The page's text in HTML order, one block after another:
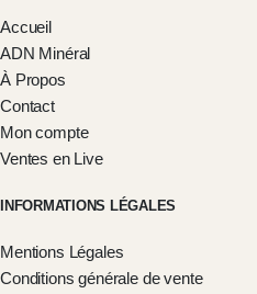
Accueil
ADN Minéral
À Propos
Contact
Mon compte
Ventes en Live
INFORMATIONS LÉGALES
Mentions Légales
Conditions générale de vente